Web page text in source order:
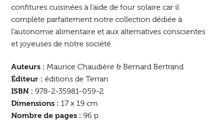
confitures cuisinées à l’aide de four solaire car il
complète parfaitement notre collection dédiée à
l’autonomie alimentaire et aux alternatives conscientes
et joyeuses de notre société.
Auteurs : Maurice Chaudière & Bernard Bertrand
Éditeur : éditions de Terran
ISBN : 978-2-35981-059-2
Dimensions : 17 x 19 cm
Nombre de pages : 96 p.